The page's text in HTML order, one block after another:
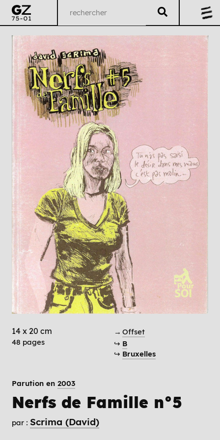
14 x 20 cm
48 pages
→ Offset
↪ B
↪ Bruxelles
Parution en 2003
Nerfs de Famille n°5
par : Scrima (David)